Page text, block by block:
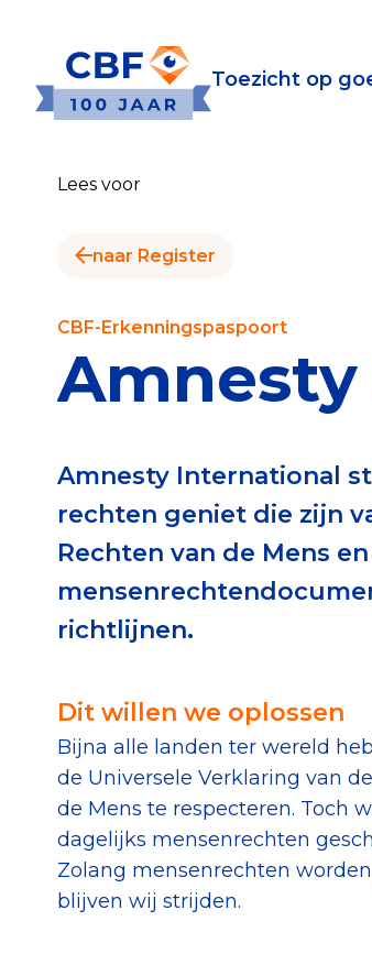
Toezicht op
Toezicht op
Check
CBF-
State of
Het
Lees voor
naar Register
CBF-Erkenningspaspoort
Amnesty International
rechten geniet die zijn
Rechten van de Mens
richtlijnen.
Dit willen we oplossen
Bijna alle landen ter wereld
de Universele Verklaring van
de Mens te respecteren. Toch
dagelijks mensenrechten
Zolang mensenrechten
blijven wij strijden.